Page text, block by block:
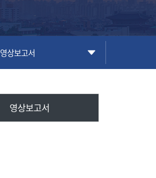
영상보고서
영상보고서